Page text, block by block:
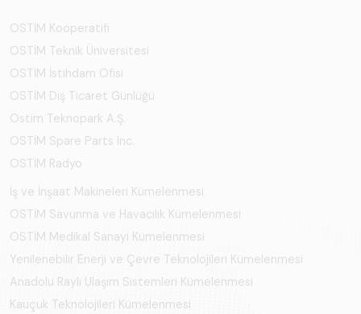
OSTİM Kooperatifi
OSTİM Teknik Üniversitesi
OSTİM İstihdam Ofisi
OSTİM Dış Ticaret Günlüğü
Ostim Teknopark A.Ş.
OSTİM Spare Parts Inc.
OSTİM Radyo
İş ve İnşaat Makineleri Kümelenmesi
OSTİM Savunma ve Havacılık Kümelenmesi
OSTİM Medikal Sanayi Kümelenmesi
Yenilenebilir Enerji ve Çevre Teknolojileri Kümelenmesi
Anadolu Raylı Ulaşım Sistemleri Kümelenmesi
Kauçuk Teknolojileri Kümelenmesi